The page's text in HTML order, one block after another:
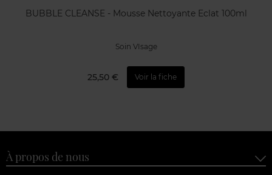
BUBBLE CLEANSE - Mousse Nettoyante Eclat 100ml
Soin VIsage
25,50 € Voir la fiche
À propos de nous